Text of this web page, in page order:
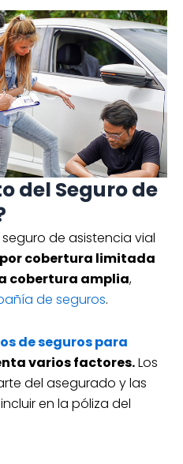
del Seguro de
de asistencia vial
cobertura limitada
cobertura amplia,
de seguros.
de seguros para
varios factores.Los
del asegurado y las
en la póliza del